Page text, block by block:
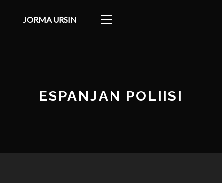
JORMA URSIN
ESPANJAN POLIISI